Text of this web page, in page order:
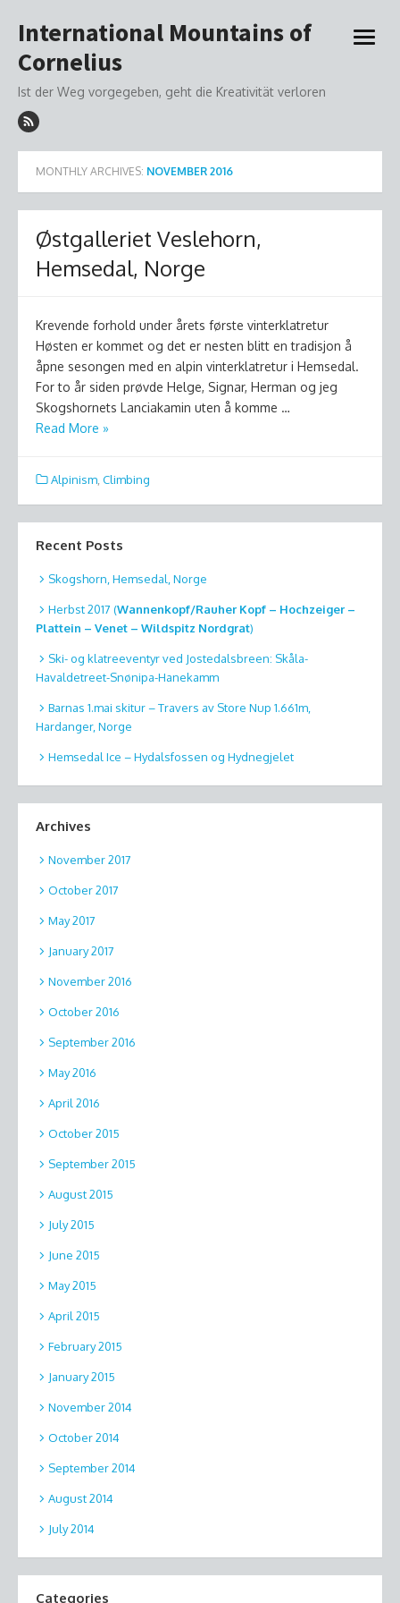
to
content
International Mountains of
Cornelius
Ist der Weg vorgegeben, geht die Kreativität verloren
open
MONTHLY ARCHIVES: NOVEMBER 2016
Østgalleriet Veslehorn,
Hemsedal, Norge
Krevende forhold under årets første vinterklatretur
Høsten er kommet og det er nesten blitt en tradisjon å
åpne sesongen med en alpin vinterklatretur i Hemsedal.
For to år siden prøvde Helge, Signar, Herman og jeg
Skogshornets Lanciakamin uten å komme …
Read More »
Alpinism Climbing
Recent Posts
Skogshorn, Hemsedal, Norge
Herbst 2017 (Wannenkopf/Rauher Kopf – Hochzeiger –
Plattein – Venet – Wildspitz Nordgrat)
Ski- og klatreeventyr ved Jostedalsbreen: Skåla-
Havaldetreet-Snønipa-Hanekamm
Barnas 1.mai skitur – Travers av Store Nup 1.661m,
Hardanger, Norge
Hemsedal Ice – Hydalsfossen og Hydnegjelet
Archives
November 2017
October 2017
May 2017
January 2017
November 2016
October 2016
September 2016
May 2016
April 2016
October 2015
September 2015
August 2015
July 2015
June 2015
May 2015
April 2015
February 2015
January 2015
November 2014
October 2014
September 2014
August 2014
July 2014
Categories